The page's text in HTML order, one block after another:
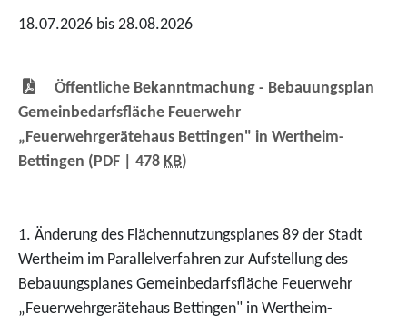
18.07.2026 bis 28.08.2026
Öffentliche Bekanntmachung - Bebauungsplan
Gemeinbedarfsfläche Feuerwehr
„Feuerwehrgerätehaus Bettingen" in Wertheim-
Bettingen (PDF | 478 KB)
1. Änderung des Flächennutzungsplanes 89 der Stadt
Wertheim im Parallelverfahren zur Aufstellung des
Bebauungsplanes Gemeinbedarfsfläche Feuerwehr
„Feuerwehrgerätehaus Bettingen" in Wertheim-